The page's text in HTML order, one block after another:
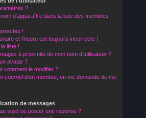
?
d’apparaître dans la liste des membres
!
et l’heure est toujours incorrecte !
liste !
à proximité de mon nom d’utilisateur ?
avatar ?
comment le modifier ?
courrield’un membre, on me demande de me
de messages
sujet ou poster une réponse ?